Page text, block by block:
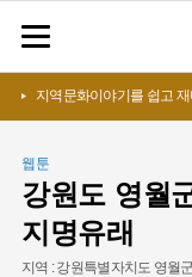
지역문화이야기를 쉽고
웹툰
강원도 영월
지명유래
지역 :강원특별자치도 영월군